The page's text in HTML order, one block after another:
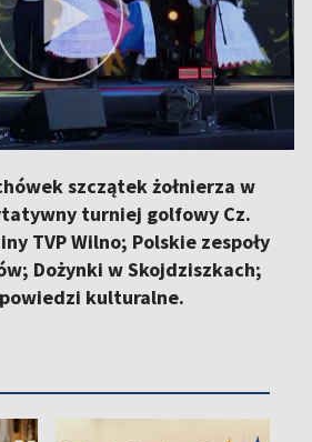
szczątek żołnierza w
turniej golfowy Cz.
TVP Wilno; Polskie zespoły
Dożynki w Skojdziszkach;
kulturalne.